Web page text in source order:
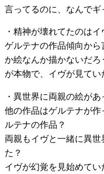
言ってるのに、なんでギ
・精神が壊れてたのは
ゲルテナの作品傾向か
か絵なんか描かないだ
が本物で、イヴが見てい
・異世界に両親の絵があ
他の作品はゲルテナが
ルテナの作品？
両親もイヴと一緒に異
た？
イヴが幻覚を見始めてい